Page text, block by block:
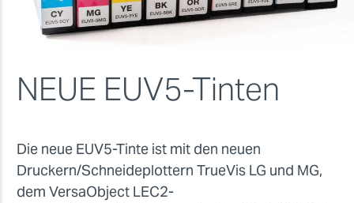
NEUE EUV5-Tinten
Die neue EUV5-Tinte ist mit den neuen
Druckern/Schneideplottern TrueVis LG und MG,
dem VersaObject LEC2-